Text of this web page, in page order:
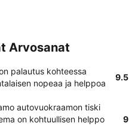
Arvosanat
palautus kohteessa
nopeaa ja helppoa
9.5
autovuokraamon tiski
on kohtuullisen helppo
9